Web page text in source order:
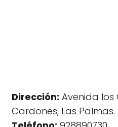
Dirección: Avenida los
Cardones, Las Palmas.